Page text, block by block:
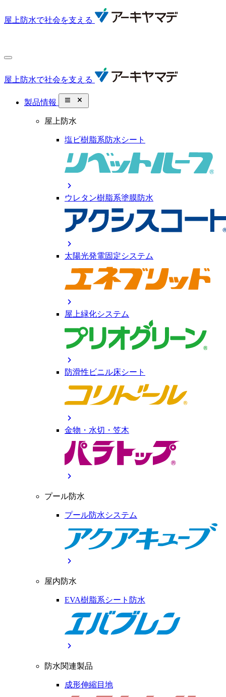
屋上防水で社会を支える
屋上防水で社会を支える
製品情報 close_small
屋上防水
塩ビ樹脂系防水シート
chevron_right
ウレタン樹脂系塗膜防水
chevron_right
太陽光発電固定システム
chevron_right
屋上緑化システム
chevron_right
防滑性ビニル床シート
chevron_right
金物・水切・笠木
chevron_right
プール防水
プール防水システム
chevron_right
屋内防水
EVA樹脂系シート防水
chevron_right
防水関連製品
成形伸縮目地